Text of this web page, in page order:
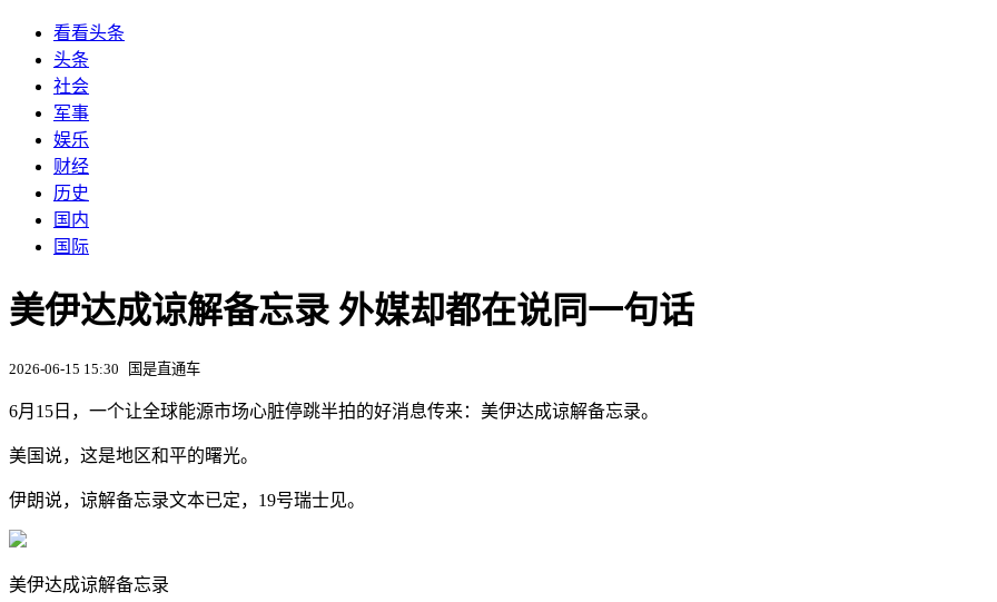
看看头条
头条
社会
军事
娱乐
财经
历史
国内
国际
美伊达成谅解备忘录 外媒却都在说同一句话
2026-06-15 15:30 国是直通车
6月15日，一个让全球能源市场心脏停跳半拍的好消息传来：美伊达成谅解备忘录。
美国说，这是地区和平的曙光。
伊朗说，谅解备忘录文本已定，19号瑞士见。
美伊达成谅解备忘录